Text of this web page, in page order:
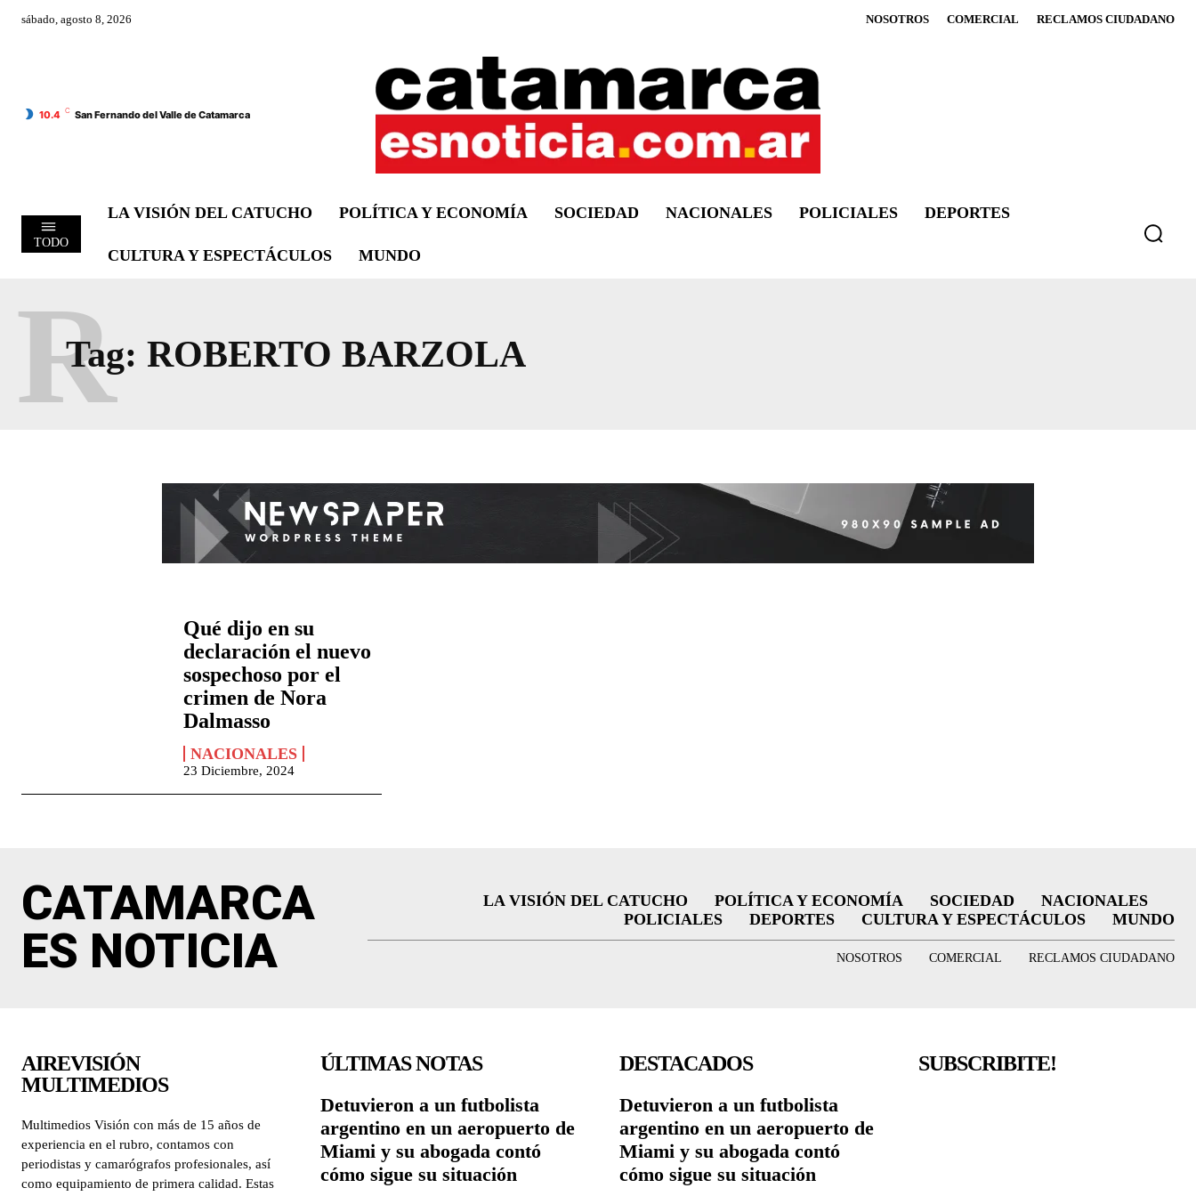
sábado, agosto 8, 2026 NOSOTROS COMERCIAL RECLAMOS CIUDADANO
10.4 C San Fernando del Valle de Catamarca
TODO
LA VISIÓN DEL CATUCHO POLÍTICA Y ECONOMÍA SOCIEDAD NACIONALES POLICIALES DEPORTES
CULTURA Y ESPECTÁCULOS MUNDO
Tag: ROBERTO BARZOLA
R
Qué dijo en su
declaración el nuevo
sospechoso por el
crimen de Nora
Dalmasso
NACIONALES
23 Diciembre, 2024
CATAMARCA
ES NOTICIA
LA VISIÓN DEL CATUCHO POLÍTICA Y ECONOMÍA SOCIEDAD
NACIONALES
POLICIALES
DEPORTES CULTURA Y ESPECTÁCULOS MUNDO
NOSOTROS COMERCIAL RECLAMOS CIUDADANO
AIREVISIÓN
MULTIMEDIOS
Multimedios Visión con más de 15 años de
experiencia en el rubro, contamos con
periodistas y camarógrafos profesionales, así
como equipamiento de primera calidad. Estas
ÚLTIMAS NOTAS
Detuvieron a un futbolista
argentino en un aeropuerto de
Miami y su abogada contó
cómo sigue su situación
DESTACADOS
Detuvieron a un futbolista
argentino en un aeropuerto de
Miami y su abogada contó
cómo sigue su situación
SUBSCRIBITE!